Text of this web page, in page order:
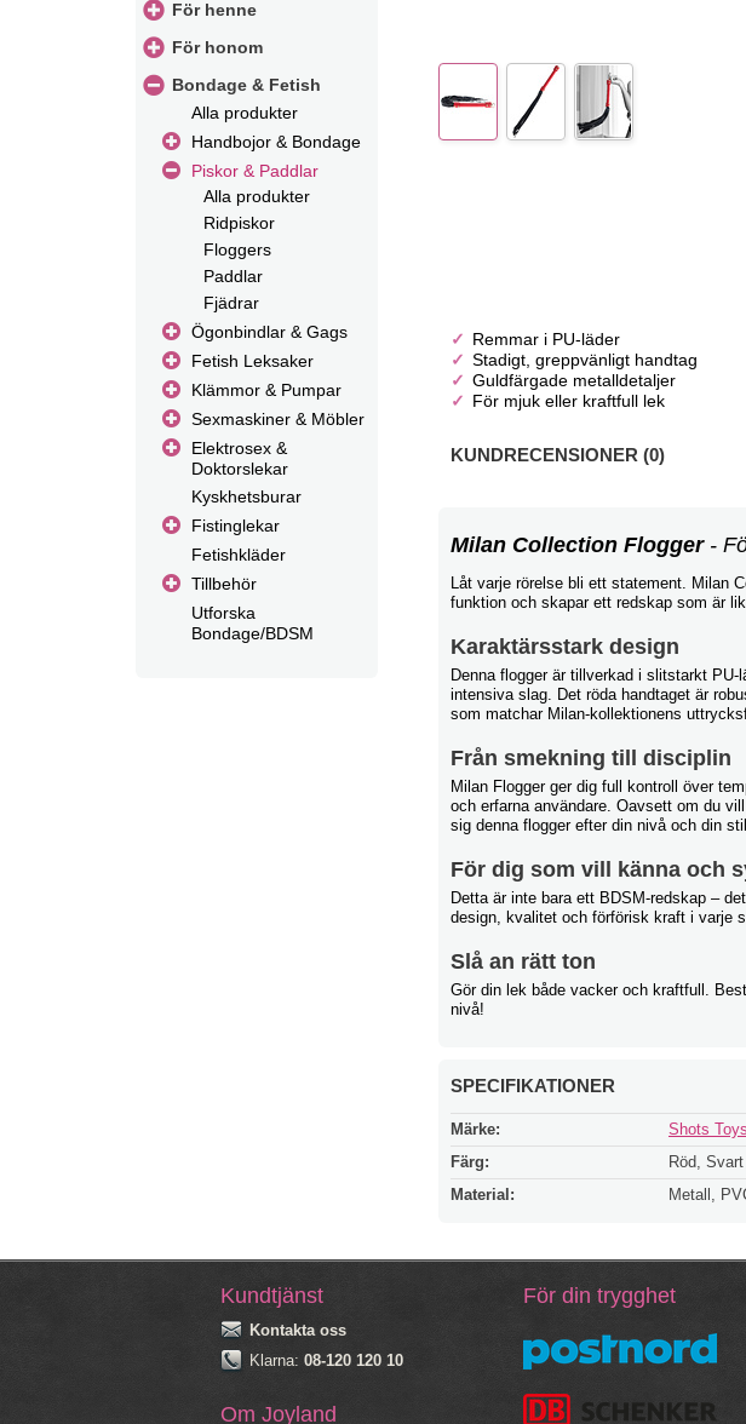
För henne
För honom
Bondage & Fetish
Alla produkter
Handbojor & Bondage
Piskor & Paddlar
Alla produkter
Ridpiskor
Floggers
Paddlar
Fjädrar
Ögonbindlar & Gags
Fetish Leksaker
Klämmor & Pumpar
Sexmaskiner & Möbler
Elektrosex &
Doktorslekar
Kyskhetsburar
Fistinglekar
Fetishkläder
Tillbehör
Utforska
Bondage/BDSM
Remmar i PU-läder
Stadigt, greppvänligt handtag
Guldfärgade metalldetaljer
För mjuk eller kraftfull lek
KUNDRECENSIONER (0)
Milan Collection Flogger-
Låt varje rörelse bli ett statement. Milan
funktion och skapar ett redskap som är
Karaktärsstark design
Denna flogger är tillverkad i slitstarkt
intensiva slag. Det röda handtaget är
som matchar Milan-kollektionens
Från smekning till disciplin
Milan Flogger ger dig full kontroll över
och erfarna användare. Oavsett om du
sig denna flogger efter din nivå och din stil.
För dig som vill känna och
Detta är inte bara ett BDSM-redskap –
design, kvalitet och förförisk kraft i varje
Slå an rätt ton
Gör din lek både vacker och kraftfull.
nivå!
SPECIFIKATIONER
Märke: Shots Toys
Färg:
Röd, Svart
Material:
Metall,
Kundtjänst
Kontakta oss
Klarna: 08-120 120 10
Om Joyland
För din trygghet